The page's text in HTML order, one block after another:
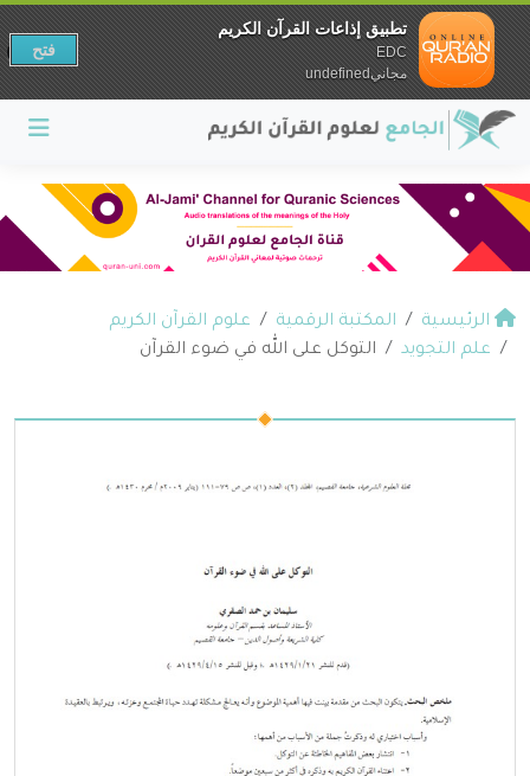
الرئيسية المكتبة الرقمية
علوم القرآن الكريم
علم التجويد
التوكل على الله في ضوء القرآن
تطبيق إذاعات القرآن الكريم
EDC
مجانيundefined
فتح